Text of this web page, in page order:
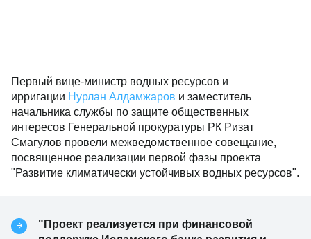
Первый вице-министр водных ресурсов и
ирригации Нурлан Алдамжаров и заместитель
начальника службы по защите общественных
интересов Генеральной прокуратуры РК Ризат
Смагулов провели межведомственное совещание,
посвященное реализации первой фазы проекта
"Развитие климатически устойчивых водных ресурсов".
"Проект реализуется при финансовой